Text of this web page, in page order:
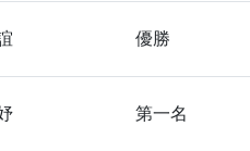
優勝
第一名